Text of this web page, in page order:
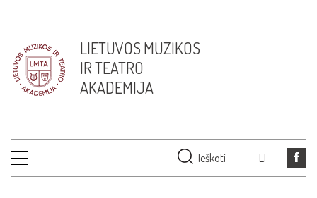
LIETUVOS MUZIKOS
IR TEATRO
AKADEMIJA
Ieškoti LT